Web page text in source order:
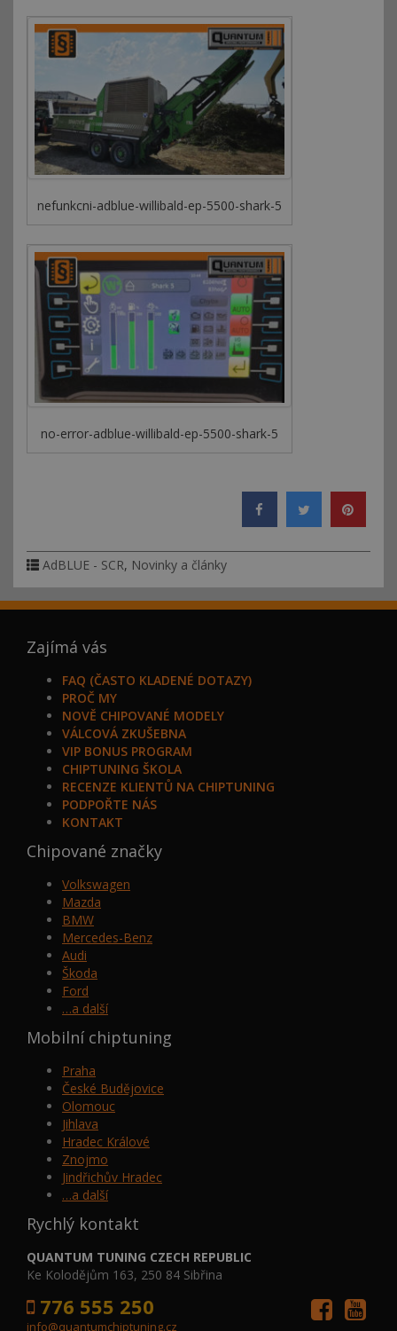
nefunkcni-adblue-willibald-ep-5500-shark-5
no-error-adblue-willibald-ep-5500-shark-5
AdBLUE - SCR, Novinky a články
Zajímá vás
FAQ (ČASTO KLADENÉ DOTAZY)
PROČ MY
NOVĚ CHIPOVANÉ MODELY
VÁLCOVÁ ZKUŠEBNA
VIP BONUS PROGRAM
CHIPTUNING ŠKOLA
RECENZE KLIENTŮ NA CHIPTUNING
PODPOŘTE NÁS
KONTAKT
Chipované značky
Volkswagen
Mazda
BMW
Mercedes-Benz
Audi
Škoda
Ford
…a další
Mobilní chiptuning
Praha
České Budějovice
Olomouc
Jihlava
Hradec Králové
Znojmo
Jindřichův Hradec
…a další
Rychlý kontakt
QUANTUM TUNING CZECH REPUBLIC
Ke Kolodějům 163, 250 84 Sibřina
776 555 250
info@quantumchiptuning.cz